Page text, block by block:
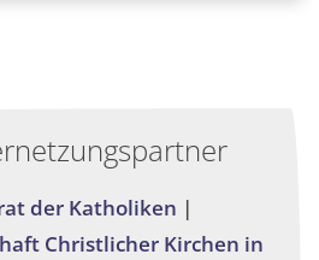
der Katholiken |
Christlicher Kirchen in